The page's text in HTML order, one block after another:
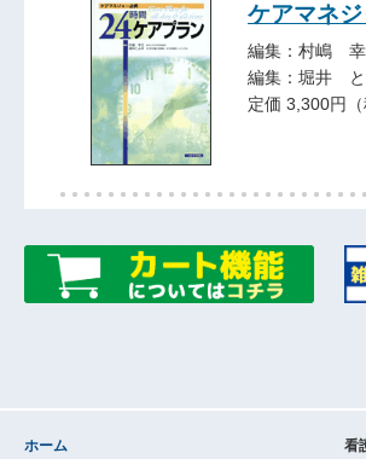
ケアマネ
編集：村嶋 幸
編集：堀井 と
定価 3,300円（
ホーム
看